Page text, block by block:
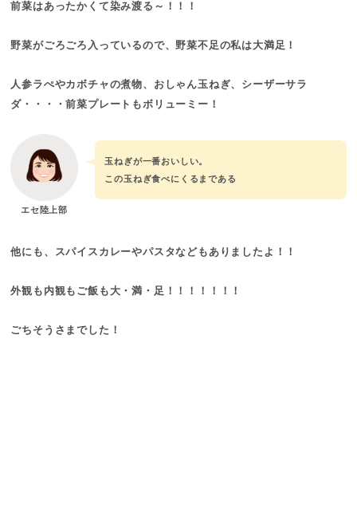
前菜はあったかくて染み渡る～！！！
野菜がごろごろ入っているので、野菜不足の私は大満足！
人参ラぺやカボチャの煮物、おしゃん玉ねぎ、シーザーサラ
ダ・・・・前菜プレートもボリューミー！
エセ陸上部
玉ねぎが一番おいしい。
この玉ねぎ食べにくるまである
他にも、スパイスカレーやパスタなどもありましたよ！！
外観も内観もご飯も大・満・足！！！！！！！
ごちそうさまでした！